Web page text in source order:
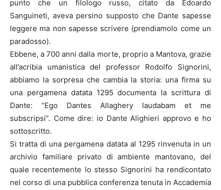
punto che un filologo russo, citato da Edoardo
Sanguineti, aveva persino supposto che Dante sapesse
leggere ma non sapesse scrivere (prendiamolo come un
paradosso).
Ebbene, a 700 anni dalla morte, proprio a Mantova, grazie
all’acribia umanistica del professor Rodolfo Signorini,
abbiamo la sorpresa che cambia la storia: una firma su
una pergamena datata 1295 documenta la scrittura di
Dante: “Ego Dantes Allaghery laudabam et me
subscripsi”. Come dire: io Dante Alighieri approvo e ho
sottoscritto.
Si tratta di una pergamena datata al 1295 rinvenuta in un
archivio familiare privato di ambiente mantovano, del
quale recentemente lo stesso Signorini ha rendicontato
nel corso di una pubblica conferenza tenuta in Accademia